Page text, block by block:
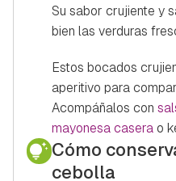
Su sabor crujiente y
bien las verduras
Estos bocados
aperitivo para
Acompáñalos con
mayonesa caserao
Cómo
cebolla